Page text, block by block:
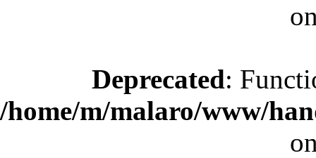
Deprecated:
/home/m/malaro/www/